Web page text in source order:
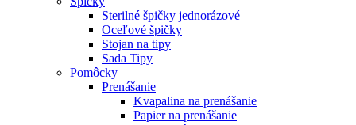
Sterilné špičky jednorázové
Oceľové špičky
Stojan na tipy
Sada Tipy
Pomôcky
Prenášanie
Kvapalina na prenášanie
Papier na prenášanie